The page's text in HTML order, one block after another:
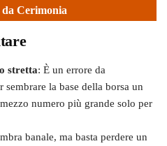
da Cerimonia
stretta: È un errore da
la base della borsa un
numero più grande solo per
banale, ma basta perdere un